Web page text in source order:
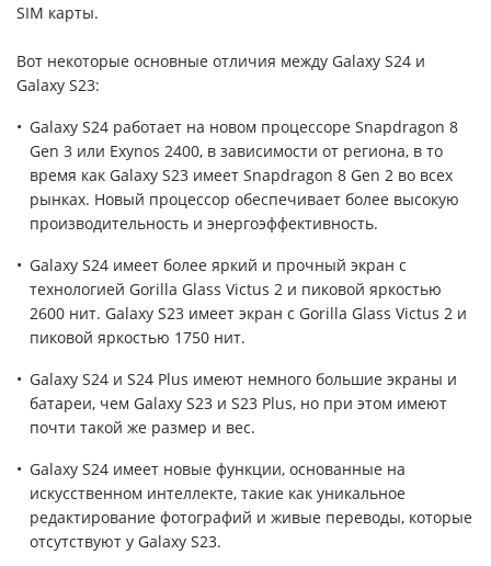
SIM карты.
Вот некоторые основные отличия между Galaxy S24 и
Galaxy S23:
Galaxy S24 работает на новом процессоре Snapdragon 8
Gen 3 или Exynos 2400, в зависимости от региона, в то
время как Galaxy S23 имеет Snapdragon 8 Gen 2 во всех
рынках. Новый процессор обеспечивает более высокую
производительность и энергоэффективность.
Galaxy S24 имеет более яркий и прочный экран с
технологией Gorilla Glass Victus 2 и пиковой яркостью
2600 нит. Galaxy S23 имеет экран с Gorilla Glass Victus 2 и
пиковой яркостью 1750 нит.
Galaxy S24 и S24 Plus имеют немного большие экраны и
батареи, чем Galaxy S23 и S23 Plus, но при этом имеют
почти такой же размер и вес.
Galaxy S24 имеет новые функции, основанные на
искусственном интеллекте, такие как уникальное
редактирование фотографий и живые переводы, которые
отсутствуют у Galaxy S23.